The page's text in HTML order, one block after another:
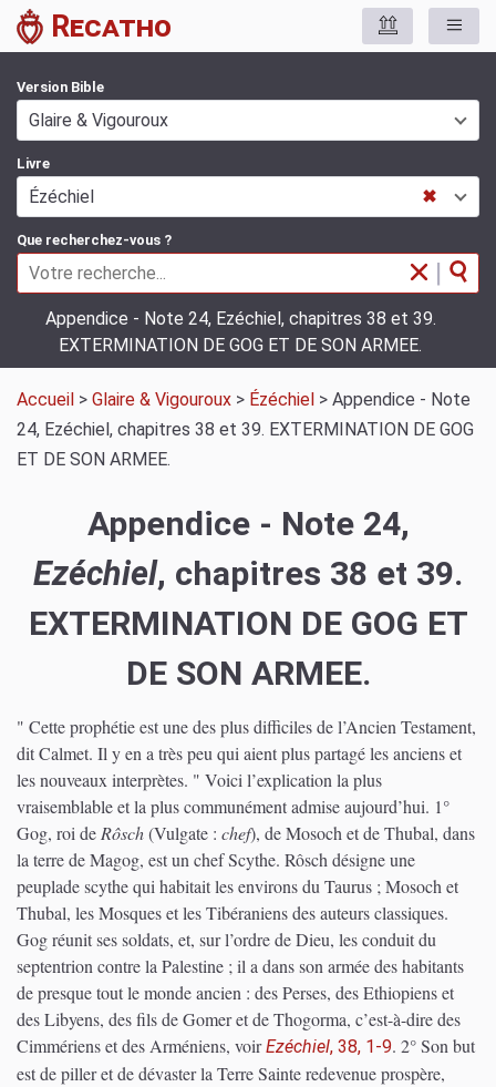
Recatho
Version Bible
Glaire & Vigouroux
Livre
Ézéchiel ✖
Que recherchez-vous ?
|
Appendice - Note 24, Ezéchiel, chapitres 38 et 39.
EXTERMINATION DE GOG ET DE SON ARMEE.
Accueil > Glaire & Vigouroux > Ézéchiel > Appendice - Note
24, Ezéchiel, chapitres 38 et 39. EXTERMINATION DE GOG
ET DE SON ARMEE.
Appendice - Note 24,
Ezéchiel, chapitres 38 et 39.
EXTERMINATION DE GOG ET
DE SON ARMEE.
" Cette prophétie est une des plus difficiles de l’Ancien Testament,
dit Calmet. Il y en a très peu qui aient plus partagé les anciens et
les nouveaux interprètes. " Voici l’explication la plus
vraisemblable et la plus communément admise aujourd’hui. 1°
Gog, roi de Rôsch(Vulgate : chef), de Mosoch et de Thubal, dans
la terre de Magog, est un chef Scythe. Rôsch désigne une
peuplade scythe qui habitait les environs du Taurus ; Mosoch et
Thubal, les Mosques et les Tibéraniens des auteurs classiques.
Gog réunit ses soldats, et, sur l’ordre de Dieu, les conduit du
septentrion contre la Palestine ; il a dans son armée des habitants
de presque tout le monde ancien : des Perses, des Ethiopiens et
des Libyens, des fils de Gomer et de Thogorma, c’est-à-dire des
Cimmériens et des Arméniens, voirEzéchiel, 38, 1-9. 2° Son but
est de piller et de dévaster la Terre Sainte redevenue prospère,